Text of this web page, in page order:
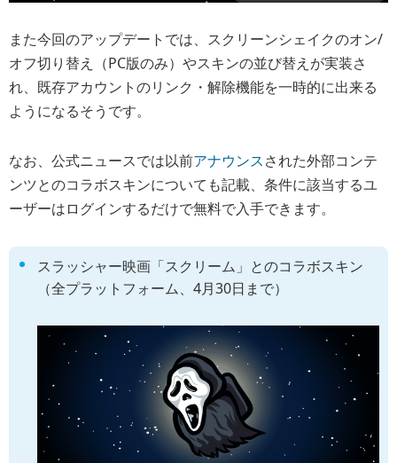
また今回のアップデートでは、スクリーンシェイクのオン/
オフ切り替え（PC版のみ）やスキンの並び替えが実装さ
れ、既存アカウントのリンク・解除機能を一時的に出来る
ようになるそうです。
なお、公式ニュースでは以前アナウンスされた外部コンテ
ンツとのコラボスキンについても記載、条件に該当するユ
ーザーはログインするだけで無料で入手できます。
スラッシャー映画「スクリーム」とのコラボスキン
（全プラットフォーム、4月30日まで）